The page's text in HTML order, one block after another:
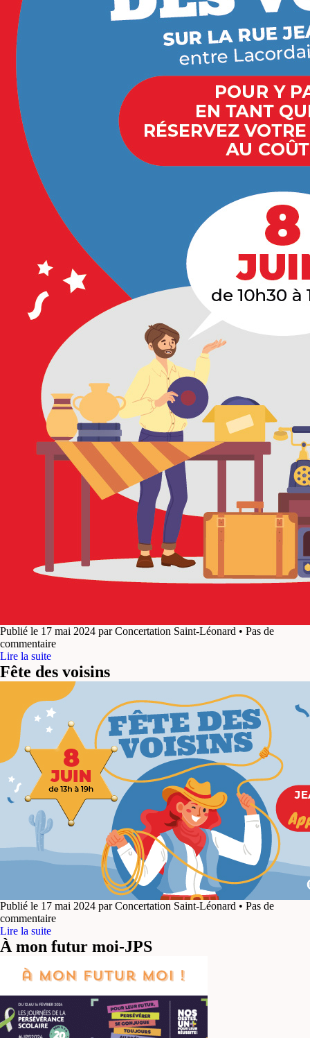
Publié le 17 mai 2024 par Concertation Saint-Léonard • Pas de
commentaire
Lire la suite
Fête des voisins
Publié le 17 mai 2024 par Concertation Saint-Léonard • Pas de
commentaire
Lire la suite
À mon futur moi-JPS